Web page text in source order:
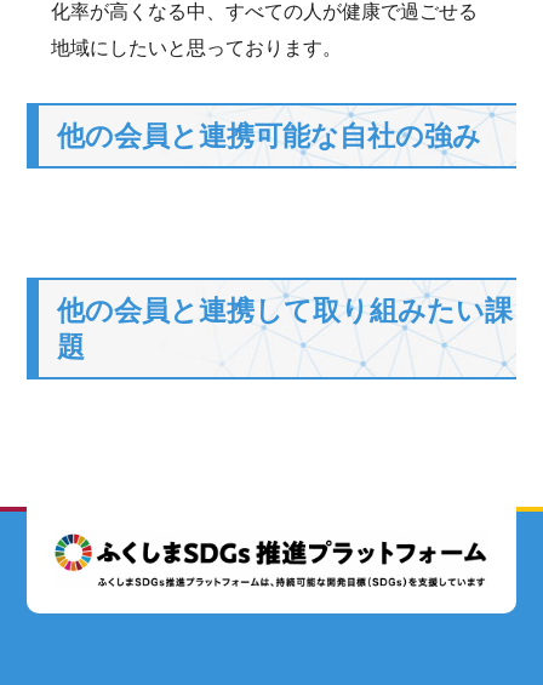
化率が高くなる中、すべての人が健康で過ごせる
地域にしたいと思っております。
他の会員と連携可能な自社の強み
他の会員と連携して取り組みたい課
題